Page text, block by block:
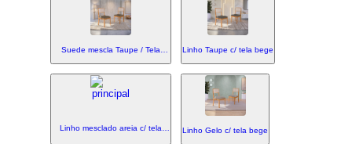
Suede mescla Taupe / Tela
Linho Taupe c/ tela bege
Linho mesclado areia c/ tela
Linho Gelo c/ tela bege